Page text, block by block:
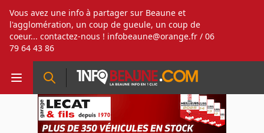
Vous avez une info à partager sur Beaune et
l'agglomération, un coup de gueule, un coup de
coeur... contactez-nous ! infobeaune@orange.fr / 06
79 64 43 86